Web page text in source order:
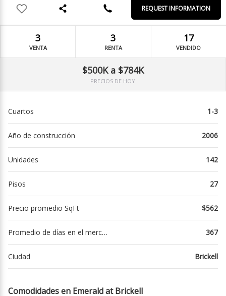
REQUEST INFORMATION
$500K a $784K
PRECIOS DE HOY
3
VENTA
3
RENTA
17
VENDIDO
Cuartos 1-3
Año de construcción 2006
Unidades 142
Pisos 27
Precio promedio SqFt $562
Promedio de días en el mercado 367
Ciudad Brickell
Comodidades en Emerald at Brickell